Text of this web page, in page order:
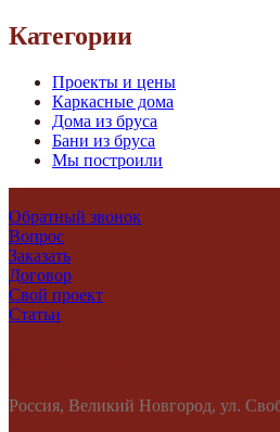
Категории
Проекты и цены
Каркасные дома
Дома из бруса
Бани из бруса
Мы построили
Обратный звонок
Вопрос
Заказать
Договор
Свой проект
Статьи
​Россия, Великий Новгород, ул.